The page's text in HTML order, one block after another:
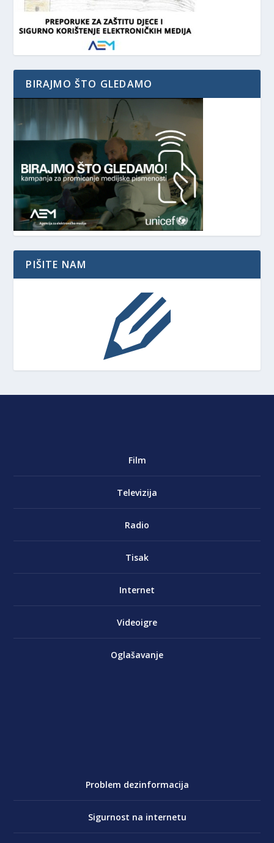
BIRAJMO ŠTO GLEDAMO
PIŠITE NAM
Film
Televizija
Radio
Tisak
Internet
Videoigre
Oglašavanje
Problem dezinformacija
Sigurnost na internetu